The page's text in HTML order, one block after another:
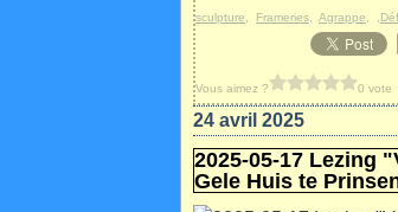
sculpture Frameries Agrappe
Vous aimez ? 0 vote
24 avril 2025
2025-05-17 Lezing
Gele Huis te